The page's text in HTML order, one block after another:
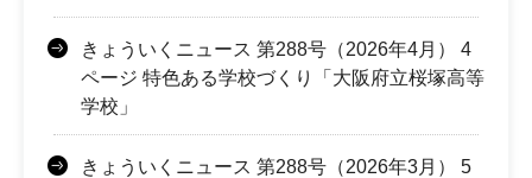
きょういくニュース 第288号（2026年4月） 4
ページ 特色ある学校づくり「大阪府立桜塚高等
学校」
きょういくニュース 第288号（2026年3月） 5